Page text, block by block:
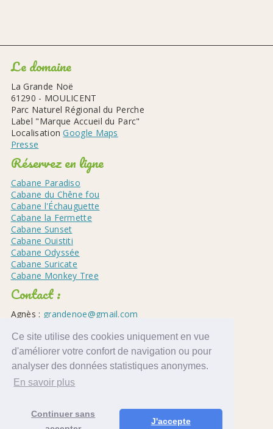
Ce site utilise des cookies uniquement en vue
d'améliorer votre confort de navigation ou pour
analyser des données statistiques anonymes.
En savoir plus
Continuer sans
J'accepte
Le domaine
La Grande Noë
61290 - MOULICENT
Parc Naturel Régional du Perche
Label "Marque Accueil du Parc"
LocalisationGoogle Maps
Presse
Réservez en ligne
Cabane Paradiso
Cabane du Chêne fou
Cabane l'Échauguette
Cabane la Fermette
Cabane Sunset
Cabane Ouistiti
Cabane Odyssée
Cabane Suricate
Cabane Monkey Tree
Contact :
Agnès : grandenoe@gmail.com